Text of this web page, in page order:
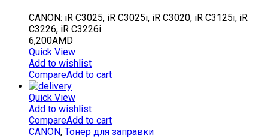
CANON: iR C3025, iR C3025i, iR C3020, iR C3125i, iR
C3226, iR C3226i
6,200AMD
Quick View
Add to wishlist
CompareAdd to cart
Quick View
Add to wishlist
CompareAdd to cart
CANON, Тонер для заправки